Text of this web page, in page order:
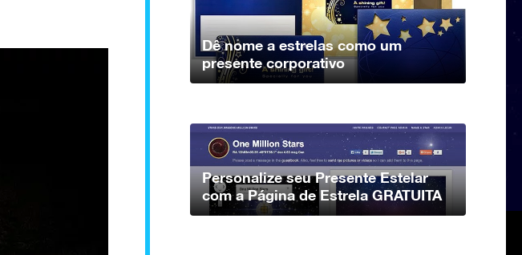
Dê nome a estrelas como um
presente corporativo
Personalize seu Presente Estelar
com a Página de Estrela GRATUITA